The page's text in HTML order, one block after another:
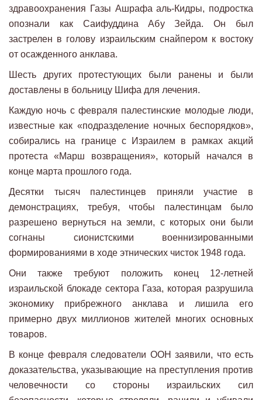
здравоохранения Газы Ашрафа аль-Кидры, подростка
опознали как Саифуддина Абу Зейда. Он был
застрелен в голову израильским снайпером к востоку
от осажденного анклава.
Шесть других протестующих были ранены и были
доставлены в больницу Шифа для лечения.
Каждую ночь с февраля палестинские молодые люди,
известные как «подразделение ночных беспорядков»,
собирались на границе с Израилем в рамках акций
протеста «Марш возвращения», который начался в
конце марта прошлого года.
Десятки тысяч палестинцев приняли участие в
демонстрациях, требуя, чтобы палестинцам было
разрешено вернуться на земли, с которых они были
согнаны сионистскими военнизированными
формированиями в ходе этнических чисток 1948 года.
Они также требуют положить конец 12-летней
израильской блокаде сектора Газа, которая разрушила
экономику прибрежного анклава и лишила его
примерно двух миллионов жителей многих основных
товаров.
В конце февраля следователи ООН заявили, что есть
доказательства, указывающие на преступления против
человечности со стороны израильских сил